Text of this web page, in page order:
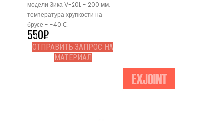
модели Зика V-20L - 200 мм,
температура хрупкости на
брусе - -40 С.
550₽
ОТПРАВИТЬ ЗАПРОС НА
МАТЕРИАЛ